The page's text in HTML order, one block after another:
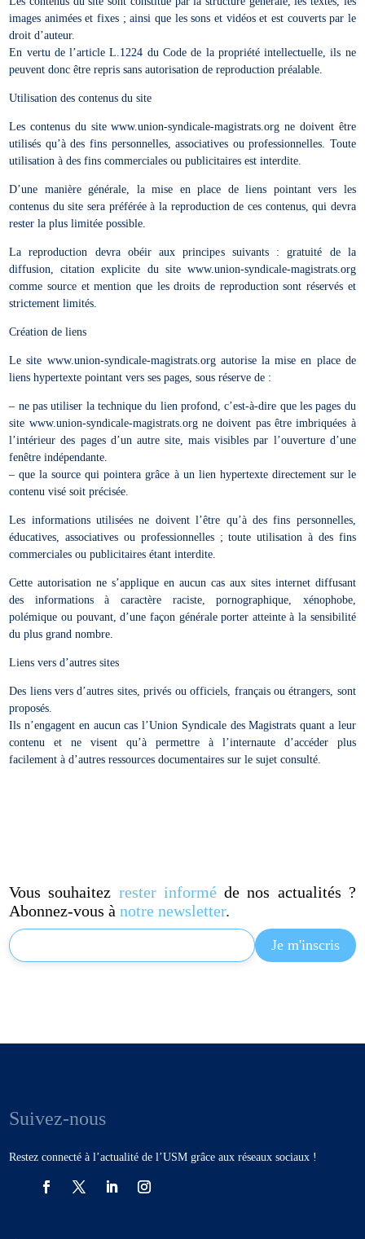
images animées et fixes ; ainsi que les sons et vidéos et est couverts par le
droit d’auteur.
En vertu de l’article L.1224 du Code de la propriété intellectuelle, ils ne
peuvent donc être repris sans autorisation de reproduction préalable.
Utilisation des contenus du site
Les contenus du site www.union-syndicale-magistrats.org ne doivent être
utilisés qu’à des fins personnelles, associatives ou professionnelles. Toute
utilisation à des fins commerciales ou publicitaires est interdite.
D’une manière générale, la mise en place de liens pointant vers les
contenus du site sera préférée à la reproduction de ces contenus, qui devra
rester la plus limitée possible.
La reproduction devra obéir aux principes suivants : gratuité de la
diffusion, citation explicite du site www.union-syndicale-magistrats.org
comme source et mention que les droits de reproduction sont réservés et
strictement limités.
Création de liens
Le site www.union-syndicale-magistrats.org autorise la mise en place de
liens hypertexte pointant vers ses pages, sous réserve de :
– ne pas utiliser la technique du lien profond, c’est-à-dire que les pages du
site www.union-syndicale-magistrats.org ne doivent pas être imbriquées à
l’intérieur des pages d’un autre site, mais visibles par l’ouverture d’une
fenêtre indépendante.
– que la source qui pointera grâce à un lien hypertexte directement sur le
contenu visé soit précisée.
Les informations utilisées ne doivent l’être qu’à des fins personnelles,
éducatives, associatives ou professionnelles ; toute utilisation à des fins
commerciales ou publicitaires étant interdite.
Cette autorisation ne s’applique en aucun cas aux sites internet diffusant
des informations à caractère raciste, pornographique, xénophobe,
polémique ou pouvant, d’une façon générale porter atteinte à la sensibilité
du plus grand nombre.
Liens vers d’autres sites
Des liens vers d’autres sites, privés ou officiels, français ou étrangers, sont
proposés.
Ils n’engagent en aucun cas l’Union Syndicale des Magistrats quant a leur
contenu et ne visent qu’à permettre à l’internaute d’accéder plus
facilement à d’autres ressources documentaires sur le sujet consulté.
Vous souhaitez rester informéde nos actualités ?
Abonnez-vous ànotre newsletter.
Suivez-nous
Restez connecté à l’actualité de l’USM grâce aux réseaux sociaux !